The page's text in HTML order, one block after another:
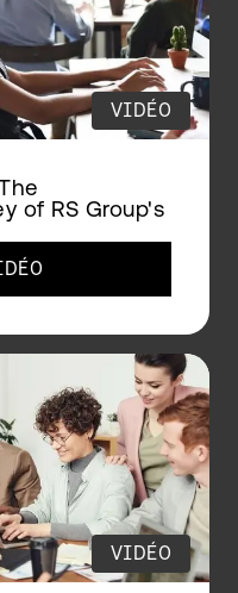
VIDÉO
of RS Group's
VIDÉO